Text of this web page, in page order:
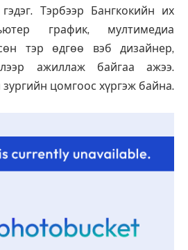
гэдэг. Тэрбээр Бангкокийн их
график, мултимедиа
тэр өдгөө вэб дизайнер,
ажиллаж байгаа ажээ.
зургийн цомгоос хүргэж байна.